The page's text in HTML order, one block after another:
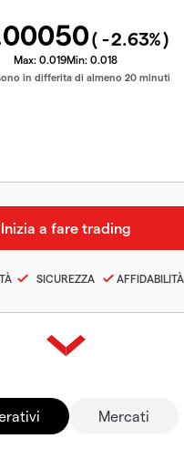
( -2.63%)
Max: 0.019Min: 0.018
in differita di almeno 20 minuti
SICUREZZA AFFIDABILITÀ
Mercati